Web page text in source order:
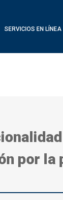
SERVICIOS EN LÍNEA
por la